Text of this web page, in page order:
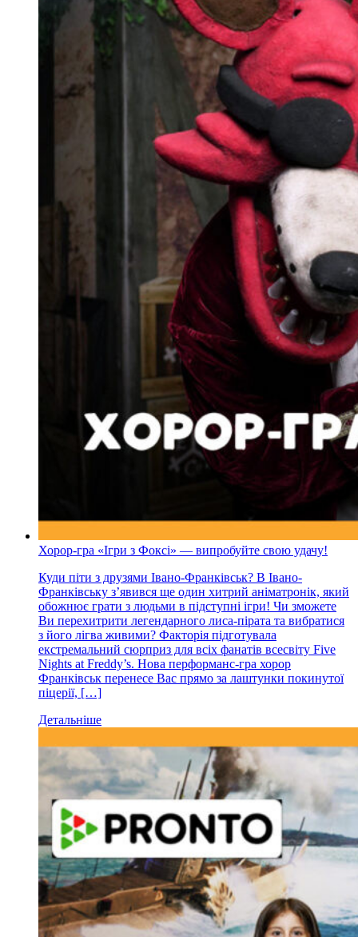
Хорор-гра «Ігри з Фоксі» — випробуйте свою удачу!
Куди піти з друзями Івано-Франківськ? В Івано-
Франківську з’явився ще один хитрий аніматронік, який
обожнює грати з людьми в підступні ігри! Чи зможете
Ви перехитрити легендарного лиса-пірата та вибратися
з його лігва живими? Факторія підготувала
екстремальний сюрприз для всіх фанатів всесвіту Five
Nights at Freddy’s. Нова перформанс-гра хорор
Франківськ перенесе Вас прямо за лаштунки покинутої
піцерії, […]
Детальніше